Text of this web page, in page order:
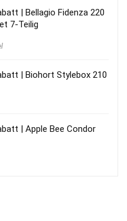
| Bellagio Fidenza 220
7-Teilig
| Biohort Stylebox 210
| Apple Bee Condor